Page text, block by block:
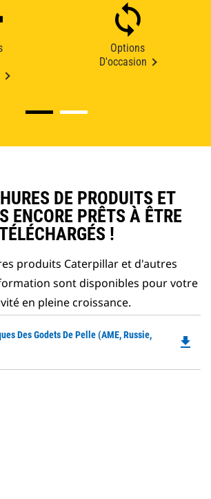
Options
D'occasion
DE PRODUITS ET
ENCORE PRÊTS À ÊTRE
!
produits Caterpillar et d'autres
sont disponibles pour votre
en pleine croissance.
Des Godets De Pelle (AME, Russie,
file_download